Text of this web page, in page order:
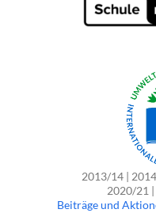
2013/14 |
2020/21
Beiträge und